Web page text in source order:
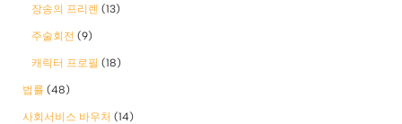
장송의 프리렌 (13)
주술회전 (9)
캐릭터 프로필 (18)
법률 (48)
사회서비스 바우처 (14)